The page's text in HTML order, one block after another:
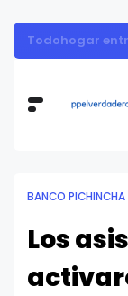
BANCO PICHINCHA
Los